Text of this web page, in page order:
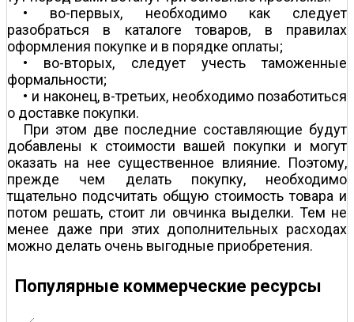
• во-первых, необходимо как следует
разобраться в каталоге товаров, в правилах
оформления покупке и в порядке оплаты;
• во-вторых, следует учесть таможенные
формальности;
• и наконец, в-третьих, необходимо позаботиться
о доставке покупки.
При этом две последние составляющие будут
добавлены к стоимости вашей покупки и могут
оказать на нее существенное влияние. Поэтому,
прежде чем делать покупку, необходимо
тщательно подсчитать общую стоимость товара и
потом решать, стоит ли овчинка выделки. Тем не
менее даже при этих дополнительных расходах
можно делать очень выгодные приобретения.
Популярные коммерческие ресурсы